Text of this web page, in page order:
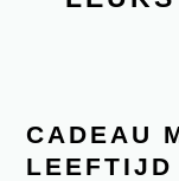
CADEAU
LEEFTIJD